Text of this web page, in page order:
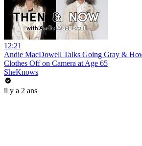
12:21
Andie MacDowell Talks Going Gray &
Clothes Off on Camera at Age 65
SheKnows
il y a 2 ans